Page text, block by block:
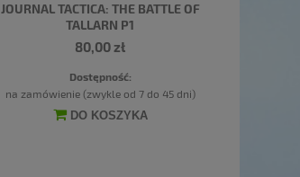
JOURNAL TACTICA: THE BATTLE OF
TALLARN P1
80,00 zł
Dostępność:
na zamówienie (zwykle od 7 do 45 dni)
DO KOSZYKA